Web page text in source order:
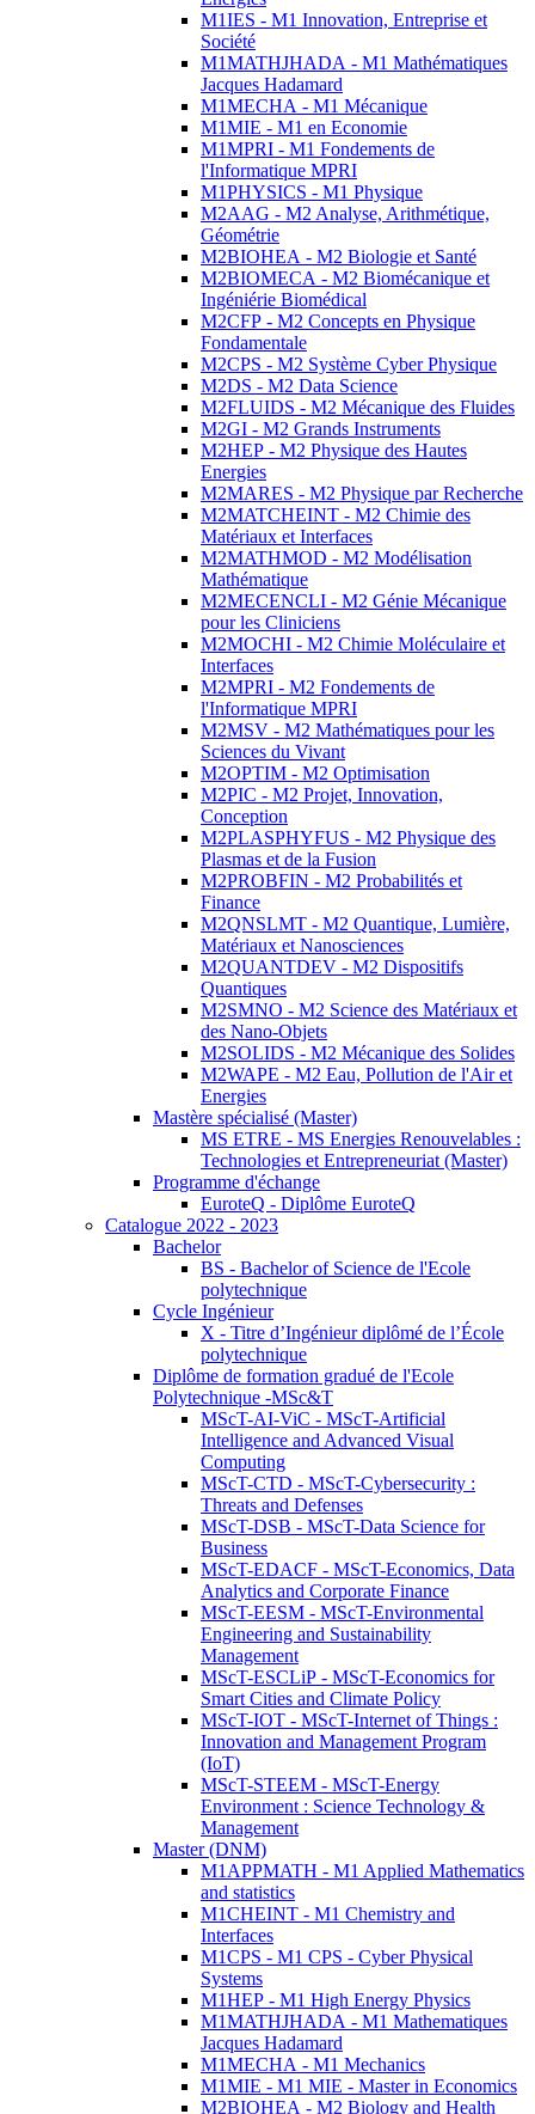
M1IES - M1 Innovation, Entreprise et
Société
M1MATHJHADA - M1 Mathématiques
Jacques Hadamard
M1MECHA - M1 Mécanique
M1MIE - M1 en Economie
M1MPRI - M1 Fondements de
l'Informatique MPRI
M1PHYSICS - M1 Physique
M2AAG - M2 Analyse, Arithmétique,
Géométrie
M2BIOHEA - M2 Biologie et Santé
M2BIOMECA - M2 Biomécanique et
Ingéniérie Biomédical
M2CFP - M2 Concepts en Physique
Fondamentale
M2CPS - M2 Système Cyber Physique
M2DS - M2 Data Science
M2FLUIDS - M2 Mécanique des Fluides
M2GI - M2 Grands Instruments
M2HEP - M2 Physique des Hautes
Energies
M2MARES - M2 Physique par Recherche
M2MATCHEINT - M2 Chimie des
Matériaux et Interfaces
M2MATHMOD - M2 Modélisation
Mathématique
M2MECENCLI - M2 Génie Mécanique
pour les Cliniciens
M2MOCHI - M2 Chimie Moléculaire et
Interfaces
M2MPRI - M2 Fondements de
l'Informatique MPRI
M2MSV - M2 Mathématiques pour les
Sciences du Vivant
M2OPTIM - M2 Optimisation
M2PIC - M2 Projet, Innovation,
Conception
M2PLASPHYFUS - M2 Physique des
Plasmas et de la Fusion
M2PROBFIN - M2 Probabilités et
Finance
M2QNSLMT - M2 Quantique, Lumière,
Matériaux et Nanosciences
M2QUANTDEV - M2 Dispositifs
Quantiques
M2SMNO - M2 Science des Matériaux et
des Nano-Objets
M2SOLIDS - M2 Mécanique des Solides
M2WAPE - M2 Eau, Pollution de l'Air et
Energies
Mastère spécialisé (Master)
MS ETRE - MS Energies Renouvelables :
Technologies et Entrepreneuriat (Master)
Programme d'échange
EuroteQ - Diplôme EuroteQ
Catalogue 2022 - 2023
Bachelor
BS - Bachelor of Science de l'Ecole
polytechnique
Cycle Ingénieur
X - Titre d’Ingénieur diplômé de l’École
polytechnique
Diplôme de formation gradué de l'Ecole
Polytechnique -MSc&T
MScT-AI-ViC - MScT-Artificial
Intelligence and Advanced Visual
Computing
MScT-CTD - MScT-Cybersecurity :
Threats and Defenses
MScT-DSB - MScT-Data Science for
Business
MScT-EDACF - MScT-Economics, Data
Analytics and Corporate Finance
MScT-EESM - MScT-Environmental
Engineering and Sustainability
Management
MScT-ESCLiP - MScT-Economics for
Smart Cities and Climate Policy
MScT-IOT - MScT-Internet of Things :
Innovation and Management Program
(IoT)
MScT-STEEM - MScT-Energy
Environment : Science Technology &
Management
Master (DNM)
M1APPMATH - M1 Applied Mathematics
and statistics
M1CHEINT - M1 Chemistry and
Interfaces
M1CPS - M1 CPS - Cyber Physical
Systems
M1HEP - M1 High Energy Physics
M1MATHJHADA - M1 Mathematiques
Jacques Hadamard
M1MECHA - M1 Mechanics
M1MIE - M1 MIE - Master in Economics
M2BIOHEA - M2 Biology and Health